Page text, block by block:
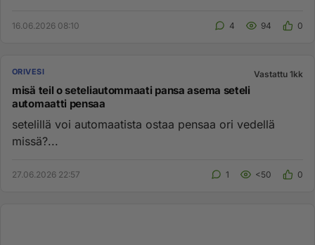
16.06.2026 08:10 4 94 0
ORIVESI Vastattu 1kk
misä teil o seteliautommaati pansa asema seteli
automaatti pensaa
setelillä voi automaatista ostaa pensaa ori vedellä
missä?...
27.06.2026 22:57 1 <50 0